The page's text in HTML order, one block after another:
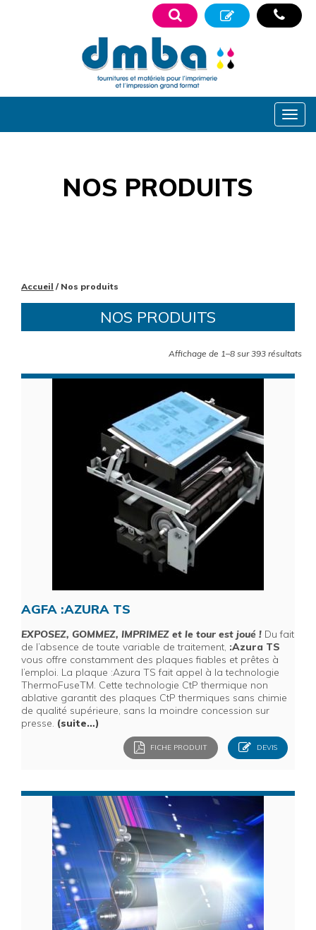
NOS PRODUITS
Accueil / Nos produits
NOS PRODUITS
Affichage de 1–8 sur 393 résultats
AGFA :AZURA TS
EXPOSEZ, GOMMEZ, IMPRIMEZ et le tour est joué ! Du fait
de l’absence de toute variable de traitement, :Azura TS
vous offre constamment des plaques fiables et prêtes à
l’emploi. La plaque :Azura TS fait appel à la technologie
ThermoFuseTM. Cette technologie CtP thermique non
ablative garantit des plaques CtP thermiques sans chimie
de qualité supérieure, sans la moindre concession sur
presse. (suite…)
FICHE PRODUIT DEVIS